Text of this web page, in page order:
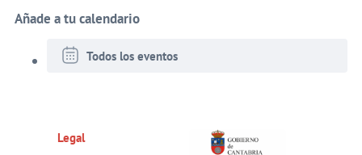
Añade a tu calendario
Todos los eventos
Legal